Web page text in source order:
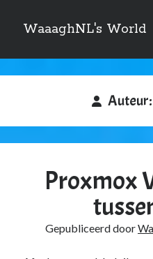
WaaaghNL's World
Zijbalk
Over mij
Mauris imperdiet, urna mi,
vestibulum id.
Auteur:
Proxmox
Gepubliceerd door